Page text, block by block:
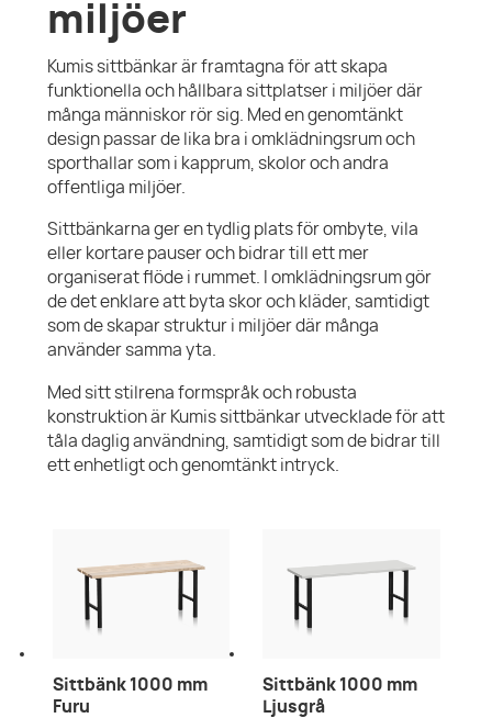
miljöer
Kumis sittbänkar är framtagna för att skapa
funktionella och hållbara sittplatser i miljöer där
många människor rör sig. Med en genomtänkt
design passar de lika bra i omklädningsrum och
sporthallar som i kapprum, skolor och andra
offentliga miljöer.
Sittbänkarna ger en tydlig plats för ombyte, vila
eller kortare pauser och bidrar till ett mer
organiserat flöde i rummet. I omklädningsrum gör
de det enklare att byta skor och kläder, samtidigt
som de skapar struktur i miljöer där många
använder samma yta.
Med sitt stilrena formspråk och robusta
konstruktion är Kumis sittbänkar utvecklade för att
tåla daglig användning, samtidigt som de bidrar till
ett enhetligt och genomtänkt intryck.
Sittbänk 1000 mm
Furu
Sittbänk 1000 mm
Ljusgrå